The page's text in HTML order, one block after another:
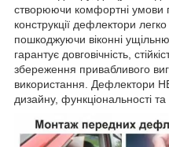
створюючи комфортні умови
конструкції дефлектори
пошкоджуючи віконні
гарантує довговічність,
збереження привабливого
використання. Дефлектори
дизайну, функціональності та